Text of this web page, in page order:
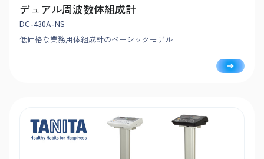
デュアル周波数体組成計
DC-430A-NS
低価格な業務用体組成計のベーシックモデル